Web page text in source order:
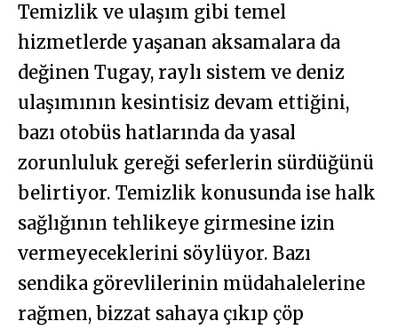
Temizlik ve ulaşım gibi temel
hizmetlerde yaşanan aksamalara da
değinen Tugay, raylı sistem ve deniz
ulaşımının kesintisiz devam ettiğini,
bazı otobüs hatlarında da yasal
zorunluluk gereği seferlerin sürdüğünü
belirtiyor. Temizlik konusunda ise halk
sağlığının tehlikeye girmesine izin
vermeyeceklerini söylüyor. Bazı
sendika görevlilerinin müdahalelerine
rağmen, bizzat sahaya çıkıp çöp